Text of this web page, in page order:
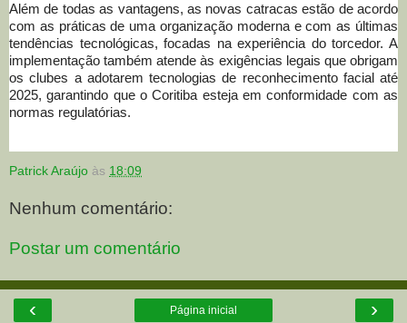
Além de todas as vantagens, as novas catracas estão de acordo
com as práticas de uma organização moderna e com as últimas
tendências tecnológicas, focadas na experiência do torcedor. A
implementação também atende às exigências legais que obrigam
os clubes a adotarem tecnologias de reconhecimento facial até
2025, garantindo que o Coritiba esteja em conformidade com as
normas regulatórias.
Patrick Araújo às 18:09
Nenhum comentário:
Postar um comentário
‹ ›
Página inicial